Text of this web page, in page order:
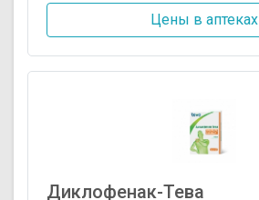
Цены в аптеках
Диклофенак-Тева